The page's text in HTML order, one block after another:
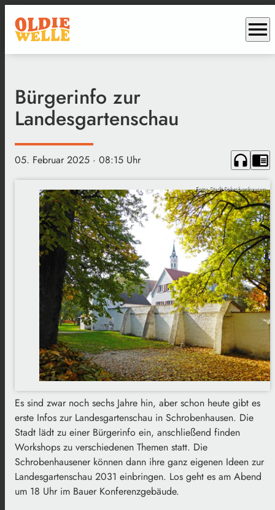
menu
Bürgerinfo zur
Landesgartenschau
05. Februar 2025 · 08:15 Uhr headphones chrome_reader_mode
Foto: Stadt Schrobenhausen
Es sind zwar noch sechs Jahre hin, aber schon heute gibt es
erste Infos zur Landesgartenschau in Schrobenhausen. Die
Stadt lädt zu einer Bürgerinfo ein, anschließend finden
Workshops zu verschiedenen Themen statt. Die
Schrobenhausener können dann ihre ganz eigenen Ideen zur
Landesgartenschau 2031 einbringen. Los geht es am Abend
um 18 Uhr im Bauer Konferenzgebäude.